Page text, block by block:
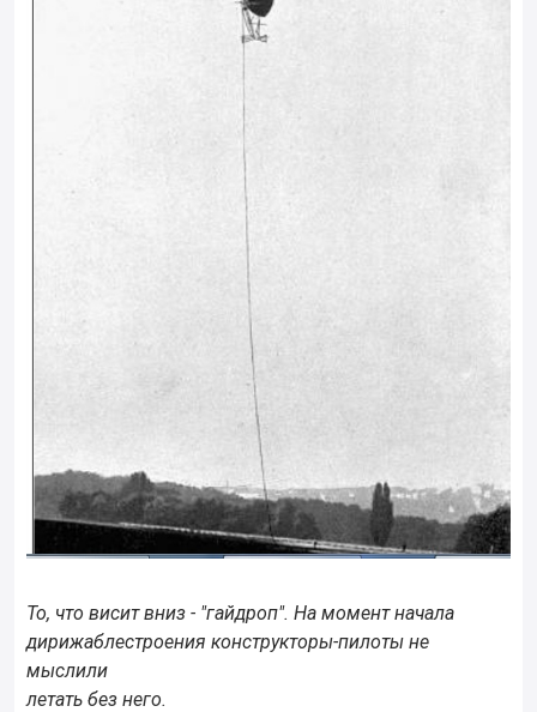
То, что висит вниз - "гайдроп". На момент начала
дирижаблестроения конструкторы-пилоты не
мыслили
летать без него.